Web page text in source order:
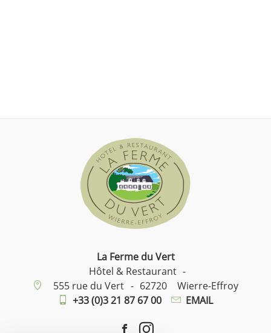
La Ferme du Vert
Hôtel & Restaurant -
555 rue du Vert - 62720
Wierre-Effroy
+33 (0)3 21 87 67 00
EMAIL